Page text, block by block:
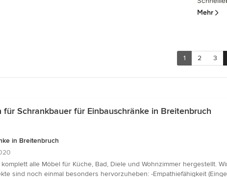
Mehr
1 2 3
Schrankbauer für Einbauschränke in Breitenbruch
in Breitenbruch
komplett alle Möbel für Küche, Bad, Diele und Wohnzimmer hergestellt.
sind noch einmal besonders hervorzuheben: -Empathiefähigkeit